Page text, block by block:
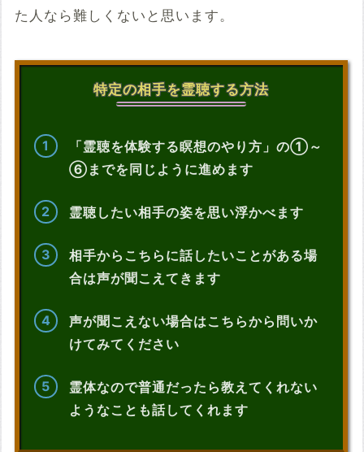
た人なら難しくないと思います。
特定の相手を霊聴する方法
「霊聴を体験する瞑想のやり方」の①～
⑥までを同じように進めます
霊聴したい相手の姿を思い浮かべます
相手からこちらに話したいことがある場
合は声が聞こえてきます
声が聞こえない場合はこちらから問いか
けてみてください
霊体なので普通だったら教えてくれない
ようなことも話してくれます